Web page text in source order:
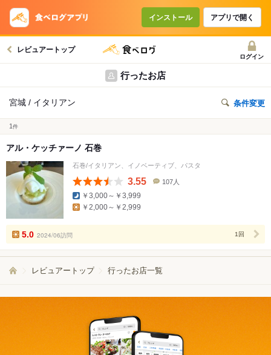
インストール アプリで開く
レビュアートップ
ログイン
行ったお店
宮城 / イタリアン 条件変更
1 件
アル・ケッチァーノ 石巻
石巻/イタリアン、イノベーティブ、パスタ
3.55
数
107人
￥3,000～￥3,999
￥2,000～￥2,999
5.0 2024/06訪問 1回
レビュアートップ 行ったお店一覧